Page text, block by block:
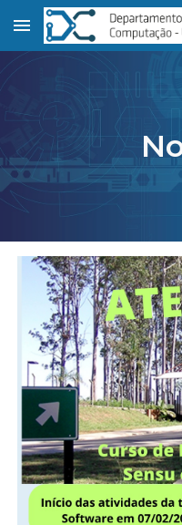
Skip to main content